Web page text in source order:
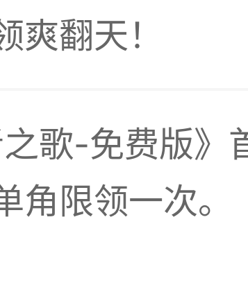
翻天！
歌-免费版》
限领一次。
极品啊